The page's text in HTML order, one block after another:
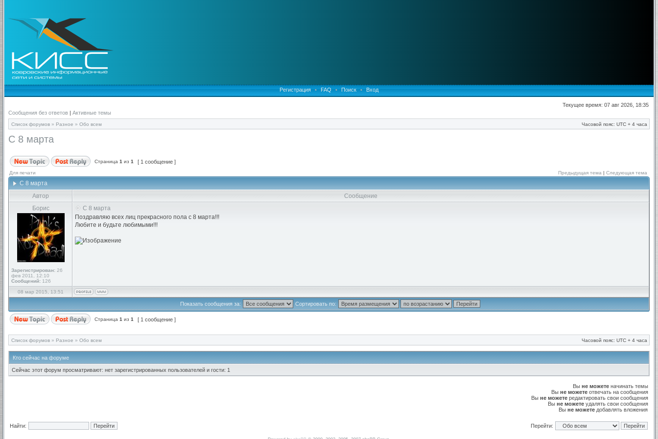
Регистрация • FAQ • Поиск • Вход
Текущее время: 07 авг 2026, 18:35
Сообщения без ответов | Активные темы
Список форумов » Разное » Обо всем Часовой пояс: UTC + 4 часа
С 8 марта
Страница 1 из 1 [ 1 сообщение ]
Для печати Предыдущая тема | Следующая тема
С 8 марта
Автор
Сообщение
Борис
Зарегистрирован: 26
фев 2011, 12:10
Сообщений: 126
С 8 марта
Поздравляю всех лиц прекрасного пола с 8 марта!!!
Любите и будьте любимыми!!!
08 мар 2015, 13:51
Показать сообщения за: Сортировать по:
Страница 1 из 1 [ 1 сообщение ]
Список форумов » Разное » Обо всем Часовой пояс: UTC + 4 часа
Кто сейчас на форуме
Сейчас этот форум просматривают: нет зарегистрированных пользователей и гости: 1
Вы не можете начинать темы
Вы не можете отвечать на сообщения
Вы не можете редактировать свои сообщения
Вы не можете удалять свои сообщения
Вы не можете добавлять вложения
Найти: Перейти: